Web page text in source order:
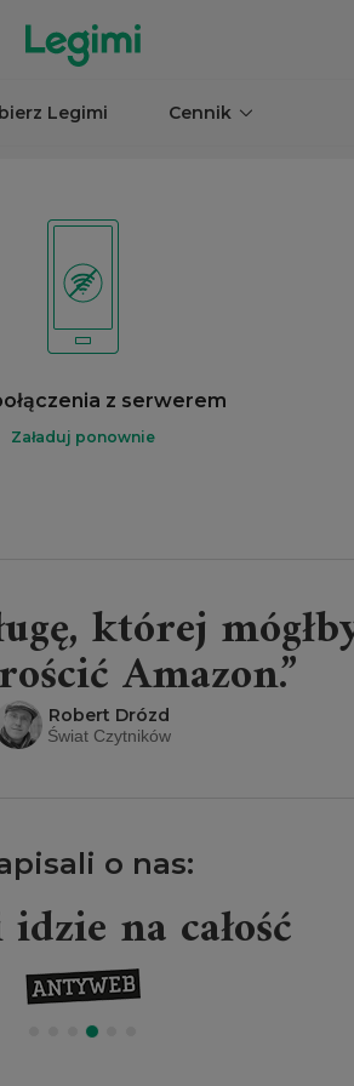
Legimi Cennik
z serwerem
Załaduj ponownie
której
Amazon.”
Robert Drózd
Świat Czytników
o nas:
na całość